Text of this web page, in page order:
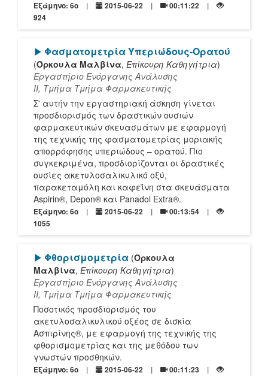
Εξάμηνο: 6o 2015-06-22
00:11:22
924
[Play]
Φασματομετρία Υπεριώδους-Ορατού
(Όρκουλα Μαλβίνα, Επίκουρη Καθηγήτρια)
Εργαστήριο Ενόργανης Ανάλυσης
ΙΙ, Τμήμα Tμήμα Φαρμακευτικής
Σ' αυτήν την εργαστηριακή άσκηση γίνεται
προσδιορισμός των δραστικών ουσιών
φαρμακευτικών σκευασμάτων με εφαρμογή
της τεχνικής της φασματομετρίας μοριακής
απορρόφησης υπεριώδους – ορατού. Πιο
συγκεκριμένα, προσδιορίζονται οι δραστικές
ουσίες ακετυλοσαλικυλικό οξύ,
παρακεταμόλη και καφεΐνη στα σκευάσματα
Aspirin®, Depon® και Panadol Extra®.
Εξάμηνο: 6o 2015-06-22
00:13:54
1055
[Play]
Φθορισμομετρία (Όρκουλα
Μαλβίνα, Επίκουρη Καθηγήτρια)
Εργαστήριο Ενόργανης Ανάλυσης
ΙΙ, Τμήμα Tμήμα Φαρμακευτικής
Ποσοτικός προσδιορισμός του
ακετυλοσαλικυλικού οξέος σε δισκία
Ασπιρίνης®, με εφαρμογή της τεχνικής της
φθορισμομετρίας και της μεθόδου των
γνωστών προσθηκών.
Εξάμηνο: 6o 2015-06-22
00:11:23